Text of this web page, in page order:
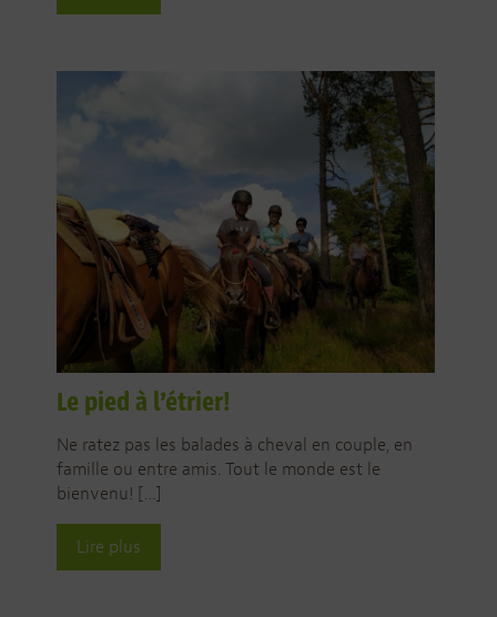
Le pied à l’étrier!
Ne ratez pas les balades à cheval en couple, en
famille ou entre amis. Tout le monde est le
bienvenu! […]
Lire plus